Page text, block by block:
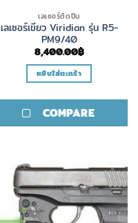
เลเซอร์ติดปืน
เลเซอร์เขียว Viridian รุ่น R5-
PM9/40
8,400.00฿
หยิบใส่ตะกร้า
COMPARE